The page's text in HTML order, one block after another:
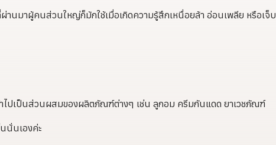
นมาผู้คนส่วนใหญ่ก็มักใช้เมื่อเกิดความรู้สึกเหนื่อยล้า อ่อนเพลีย หรือเจ็บ
าไปเป็นส่วนผสมของผลิตภัณฑ์ต่างๆ เช่น ลูกอม ครีมกันแดด ยาเวชภัณฑ์
นั่นเองค่ะ